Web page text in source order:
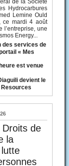
de la Société
Hydrocarbures
Lemine Ould
ce mardi 4 août
l’entreprise, une
Energy...
des services de
« Mes
est venue
devient le
Resources
de
la